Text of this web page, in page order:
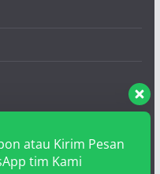
atau Kirim Pesan
tim Kami